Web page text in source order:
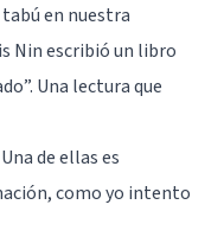
en nuestra
Nin escribió un libro
Una lectura que
de ellas es
como yo intento